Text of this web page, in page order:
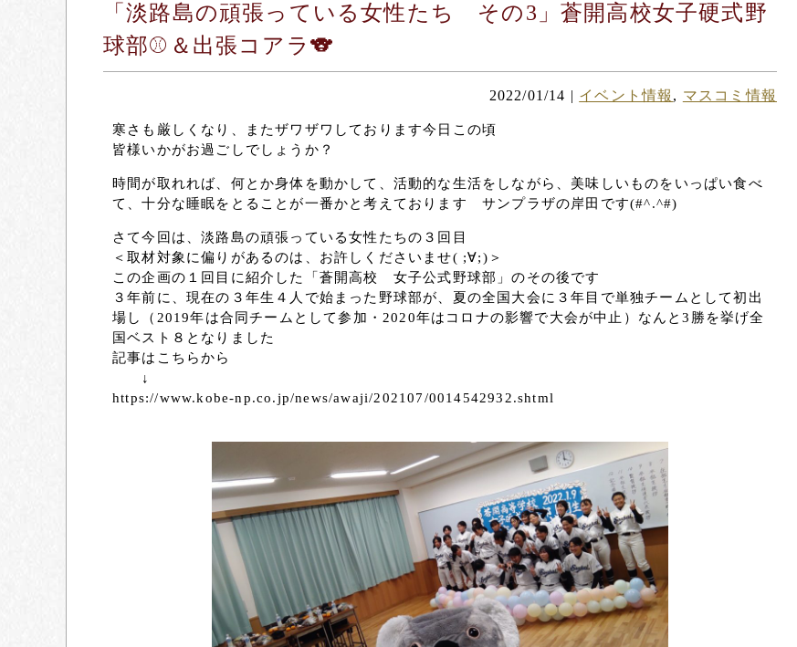
「淡路島の頑張っている女性たち その3」蒼開高校女子硬式野
球部⚾＆出張コアラ🐨
2022/01/14 | イベント情報 , マスコミ情報
寒さも厳しくなり、またザワザワしております今日この頃
皆様いかがお過ごしでしょうか？
時間が取れれば、何とか身体を動かして、活動的な生活をしながら、美味しいものをいっぱい食べ
て、十分な睡眠をとることが一番かと考えております サンプラザの岸田です(#^.^#)
さて今回は、淡路島の頑張っている女性たちの３回目
＜取材対象に偏りがあるのは、お許しくださいませ( ;∀;)＞
この企画の１回目に紹介した「蒼開高校 女子公式野球部」のその後です
３年前に、現在の３年生４人で始まった野球部が、夏の全国大会に３年目で単独チームとして初出
場し（2019年は合同チームとして参加・2020年はコロナの影響で大会が中止）なんと3勝を挙げ全
国ベスト８となりました
記事はこちらから
↓
https://www.kobe-np.co.jp/news/awaji/202107/0014542932.shtml